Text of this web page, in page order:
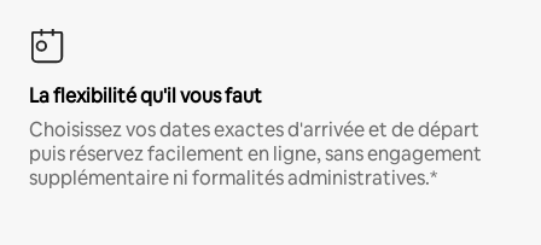
La flexibilité qu'il vous faut
Choisissez vos dates exactes d'arrivée et de départ
puis réservez facilement en ligne, sans engagement
supplémentaire ni formalités administratives.*